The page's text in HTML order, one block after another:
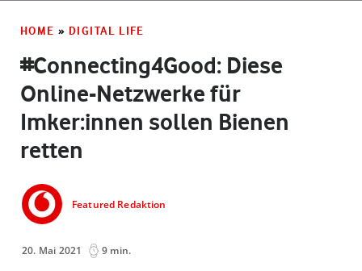
HOME » DIGITAL LIFE
#Connecting4Good: Diese
Online-Netzwerke für
Imker:innen sollen Bienen
retten
Featured Redaktion
20. Mai 2021 9 min.